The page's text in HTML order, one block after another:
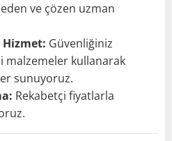
ve çözen uzman
Güvenliğiniz
malzemeler kullanarak
sunuyoruz.
Rekabetçi fiyatlarla